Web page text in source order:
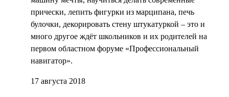
прически, лепить фигурки из марципана, печь
булочки, декорировать стену штукатуркой – это и
много другое ждёт школьников и их родителей на
первом областном форуме «Профессиональный
навигатор».
17 августа 2018